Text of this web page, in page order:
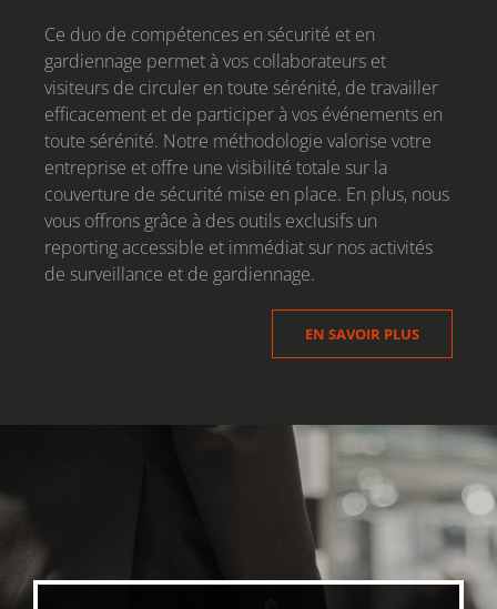
Ce duo de compétences en sécurité et en
gardiennage permet à vos collaborateurs et
visiteurs de circuler en toute sérénité, de travailler
efficacement et de participer à vos événements en
toute sérénité. Notre méthodologie valorise votre
entreprise et offre une visibilité totale sur la
couverture de sécurité mise en place. En plus, nous
vous offrons grâce à des outils exclusifs un
reporting accessible et immédiat sur nos activités
de surveillance et de gardiennage.
EN SAVOIR PLUS